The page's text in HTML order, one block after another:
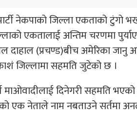
नेकपाको जिल्ला एकताको टुंगो
एकतालाई अन्तिम चरणमा
दाहाल (प्रचण्ड)बीच अमेरिका जानु
जिल्लामा सहमति जुटेको छ ।
माओवादीलाई दिनेगरी सहमति
एक नेताले नाम नबताउने सर्तमा